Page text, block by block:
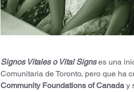
Signos Vitales o Vital Signs es una
Comunitaria de Toronto, pero que ha
Community Foundations of Canada y